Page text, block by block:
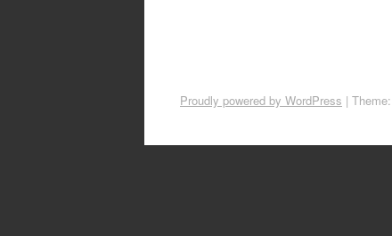
Proudly powered by WordPress |